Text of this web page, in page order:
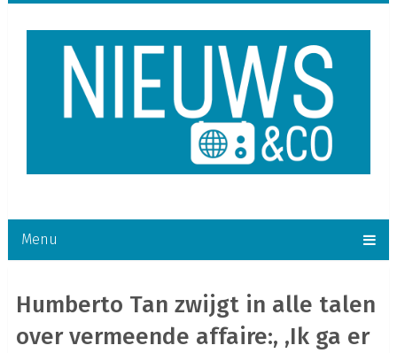
Menu
Humberto Tan zwijgt in alle talen
over vermeende affaire:, ,Ik ga er